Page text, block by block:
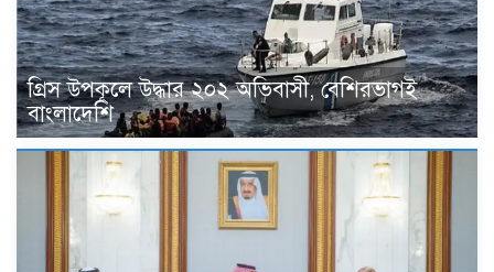
গ্রিস উপকূলে উদ্ধার ২০২ অভিবাসী, বেশিরভাগই
বাংলাদেশি